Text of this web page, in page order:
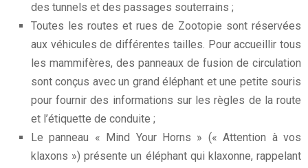
des tunnels et des passages souterrains ;
Toutes les routes et rues de Zootopie sont réservées
aux véhicules de différentes tailles. Pour accueillir tous
les mammifères, des panneaux de fusion de circulation
sont conçus avec un grand éléphant et une petite souris
pour fournir des informations sur les règles de la route
et l’étiquette de conduite ;
Le panneau « Mind Your Horns » (« Attention à vos
klaxons ») présente un éléphant qui klaxonne, rappelant